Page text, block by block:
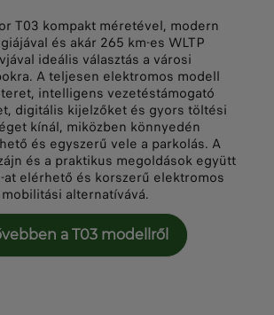
T03 kompakt méretével, modern
és akár 265 km-es WLTP
ideális választás a városi
A teljesen elektromos modell
intelligens vezetéstámogató
digitális kijelzőket és gyors töltési
kínál, miközben könnyedén
és egyszerű vele a parkolás. A
és a praktikus megoldások együtt
at elérhető és korszerű elektromos
mobilitási alternatívává.
a T03 modellről